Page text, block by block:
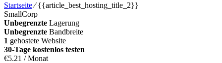
Startseite⁄{{article_best_hosting_title_2}}
SmallCorp
Unbegrenzte Lagerung
Unbegrenzte Bandbreite
1 gehostete Website
30-Tage kostenlos testen
€5.21 / Monat